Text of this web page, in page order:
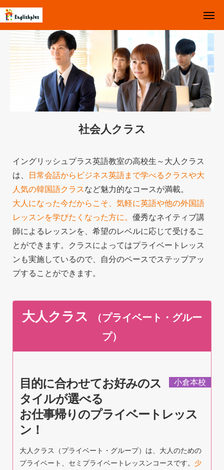
社会人クラス
イングリッシュプラス英語教室の高校生～大人クラス
は、
日常会話からビジネス英語まで学べるクラスや大
人気の韓国語クラスなど魅力的なコースが満載。
大人になった今だからこそ、気軽に英語や他の外国語
レッスンを学びたくなった方に。 優秀なネイティブ講
師によるレッスンを、希望のレベルに応じて受けるこ
とができます。クラスによってはプライベートレッス
ンも実施しているので、自分のペースでステップアッ
プすることができます。
大人クラス
（プライベート・グルー
プ）
小倉本校
目的に合わせてお好みのス
タイルが選べる
お仕事帰りのプライベートレッス
ン！
大人クラス（プライベート・グループ）は、大人のための
プライベート、セミプライベートレッスンコースです。 少
Top お知らせ
お問い合わせ Instagram
体験レッスン受付中
Q&A
スケジュール
イベント
アクセス